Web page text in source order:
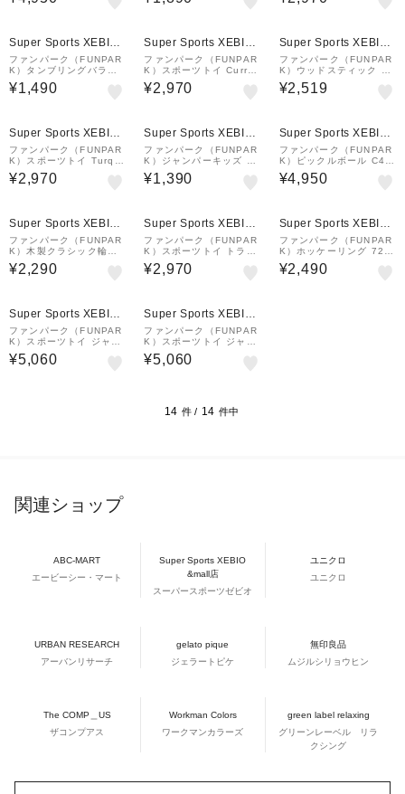
Super Sports XEBIO
&mall店
ファンパーク（FUNPAR
K）タンブリングバラン
スタワー 78003 163WL
ATTOWER2
¥1,490
Super Sports XEBIO
&mall店
ファンパーク（FUNPAR
K）スポーツトイ Curry
MLR 164WLAMLACCR
Y 黄 36506 ミニラクロ
¥2,970
Super Sports XEBIO
&mall店
ファンパーク（FUNPAR
K）ウッドスティック 78
501 164WLACBGAME
¥2,519
Super Sports XEBIO
&mall店
ファンパーク（FUNPAR
K）スポーツトイ Turqu
oise MLR 164WLAMLA
CTRQ 緑 36506 ミニラ
¥2,970
Super Sports XEBIO
&mall店
ファンパーク（FUNPAR
K）ジャンパーキッズ 30
011 163WLAJUMPER
¥1,390
Super Sports XEBIO
&mall店
ファンパーク（FUNPAR
K）ピックルボール C4 1
69FUPPBC4
¥4,950
Super Sports XEBIO
&mall店
ファンパーク（FUNPAR
K）木製クラシック輪投
げ ウッデンリングトス 1
64WLARTOSS1
¥2,290
Super Sports XEBIO
&mall店
ファンパーク（FUNPAR
K）スポーツトイ トラン
ポリンパドルボール GR
YE 164WLATPBALLG
¥2,970
Super Sports XEBIO
&mall店
ファンパーク（FUNPAR
K）ホッケーリング 721
56 164WLA7HRING1
¥2,490
Super Sports XEBIO
&mall店
ファンパーク（FUNPAR
K）スポーツトイ ジャイ
アントバスケットボール
164WLAGBBALL 3521
¥5,060
Super Sports XEBIO
&mall店
ファンパーク（FUNPAR
K）スポーツトイ ジャイ
アントサッカーボール 1
64WLAGSBALL 35206
¥5,060
14 件 / 14 件中
関連ショップ
ABC-MART
エービーシー・マート
Super Sports XEBIO
&mall店
スーパースポーツゼビオ
ユニクロ
ユニクロ
URBAN RESEARCH
アーバンリサーチ
gelato pique
ジェラートピケ
無印良品
ムジルシリョウヒン
The COMP＿US
ザコンプアス
Workman Colors
ワークマンカラーズ
green label relaxing
グリーンレーベル リラ
クシング